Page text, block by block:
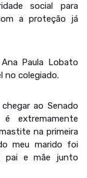
social para
a proteção já
Paula Lobato
no colegiado.
ao Senado
extremamente
na primeira
meu marido foi
pai e mãe junto